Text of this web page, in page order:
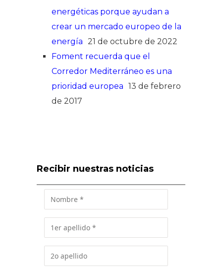
energéticas porque ayudan a
crear un mercado europeo de la
energía 21 de octubre de 2022
Foment recuerda que el
Corredor Mediterráneo es una
prioridad europea 13 de febrero
de 2017
Recibir nuestras noticias